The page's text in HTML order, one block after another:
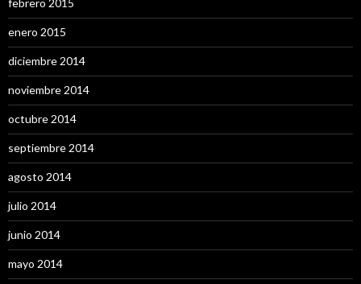
febrero 2015
enero 2015
diciembre 2014
noviembre 2014
octubre 2014
septiembre 2014
agosto 2014
julio 2014
junio 2014
mayo 2014